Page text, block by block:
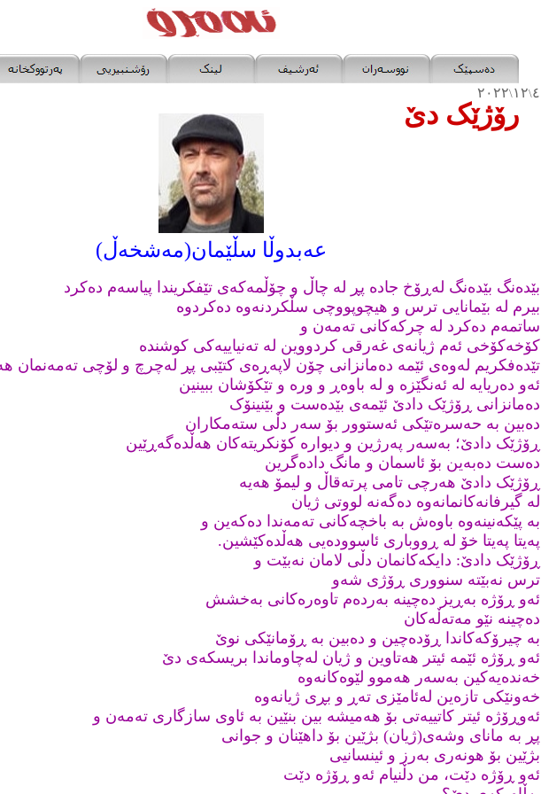
٤\١٢\٢٠٢٢
رۆژێک دێ
عەبدوڵا سڵێمان(مەشخەڵ)
بێدەنگ بێدەنگ لەڕۆخ جادە پڕ لە چاڵ و چۆڵمەکەی تێفکریندا پیاسەم دەکرد
بیرم لە بێمانایی ترس و هیچوپووچی سڵکردنەوە دەکردوە
ساتمەم دەکرد لە چرکەکانی تەمەن و
کۆخەکۆخی ئەم ژیانەی غەرقی کردووین لە تەنیاییەکی کوشندە
تێدەفکریم لەوەی ئێمە دەمانزانی چۆن لاپەڕەی کتێبی پڕ لەچرچ و لۆچی تەمەنمان
ئەو دەریایە لە ئەنگێزە و لە باوەڕ و ورە و تێکۆشان ببینین
دەمانزانی ڕۆژێک دادێ ئێمەی بێدەست و بێنینۆک
دەبین بە حەسرەتێکی ئەستوور بۆ سەر دڵی ستەمکاران
ڕۆژێک دادێ؛ بەسەر پەرژین و دیوارە کۆنکریتەکان هەڵدەگەڕێین
دەست دەبەین بۆ ئاسمان و مانگ دادەگرین
ڕۆژێک دادێ هەرچی تامی پرتەقاڵ و لیمۆ هەیە
لە گیرفانەکانمانەوە دەگەنە لووتی ژیان
بە پێکەنینەوە باوەش بە باخچەکانی تەمەندا دەکەین و
پەیتا پەیتا خۆ لە ڕووباری ئاسوودەیی هەڵدەکێشین.
ڕۆژێک دادێ: دایکەکانمان دڵی لامان نەبێت و
ترس نەبێتە سنووری ڕۆژی شەو
ئەو ڕۆژە بەڕیز دەچینە بەردەم تاوەرەکانی بەخشش
دەچینە نێو مەتەڵەکان
بە چیرۆکەکاندا ڕۆدەچین و دەبین بە ڕۆمانێکی نوێ
ئەو ڕۆژە ئێمە ئیتر هەتاوین و ژیان لەچاوماندا بریسکەی دێ
خەندەیەکین بەسەر هەموو لێوەکانەوە
خەونێکی تازەین لەئامێزی تەڕ و بڕی ژیانەوە
ئەوڕۆژە ئیتر کاتییەتی بۆ هەمیشە بین بنێین بە ئاوی سازگاری تەمەن و
پڕ بە مانای وشەی(ژیان) بژێین بۆ داهێنان و جوانی
بژێین بۆ هونەری بەرز و ئینسانیی
ئەو ڕۆژە دێت، من دڵنیام ئەو ڕۆژە دێت